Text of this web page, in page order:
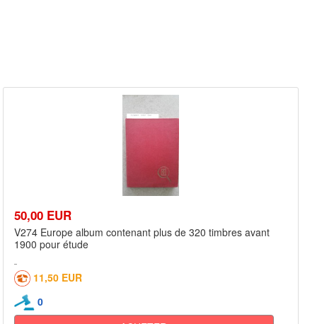
50,00 EUR
V274 Europe album contenant plus de 320 timbres avant
1900 pour étude
11,50 EUR
0